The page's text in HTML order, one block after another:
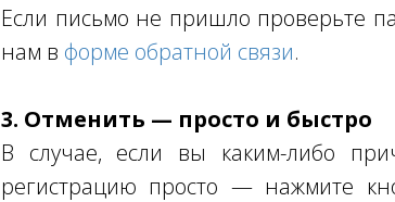
Если письмо не пришло проверьте
нам в форме обратной связи.
3. Отменить — просто и быстро
В случае, если вы каким-либо
регистрацию просто — нажмите